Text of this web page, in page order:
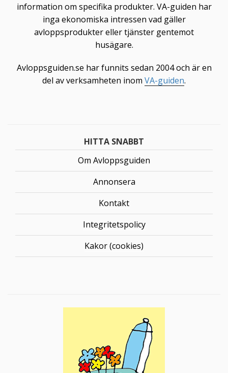
information om specifika produkter. VA-guiden har
inga ekonomiska intressen vad gäller
avloppsprodukter eller tjänster gentemot
husägare.
Avloppsguiden.se har funnits sedan 2004 och är en
del av verksamheten inom VA-guiden.
HITTA SNABBT
Om Avloppsguiden
Annonsera
Kontakt
Integritetspolicy
Kakor (cookies)